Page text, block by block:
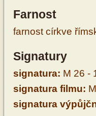
Farnost
farnost církve
Signatury
signatura: M 26 -
signatura filmu:
signatura